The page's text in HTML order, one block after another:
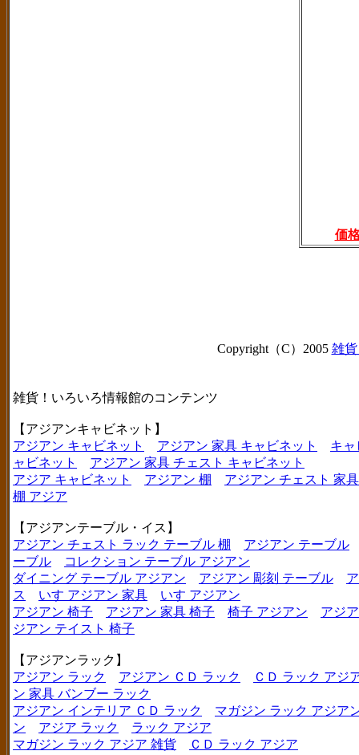
価
Copyright（C）2005 雑
雑貨！いろいろ情報館のコンテンツ
【アジアンキャビネット】
アジアン キャビネット
アジアン 家具 キャビネット
キャ
ャビネット
アジアン 家具 チェスト キャビネット
アジア キャビネット
アジアン 棚
アジアン チェスト 家
棚 アジア
【アジアンテーブル・イス】
アジアン チェスト ラック テーブル 棚
アジアン テーブル
ーブル
コレクション テーブル アジアン
ダイニング テーブル アジアン
アジアン 彫刻 テーブル
ス
いす アジアン 家具
いす アジアン
アジアン 椅子
アジアン 家具 椅子 椅子 アジアン
アジ
ジアン テイスト 椅子
【アジアンラック】
アジアン ラック
アジアン ＣＤ ラック
ＣＤ ラック アジ
ン 家具 バンブー ラック
アジアン インテリア ＣＤ ラック
マガジン ラック アジア
ン
アジア ラック
ラック アジア
マガジン ラック アジア 雑貨
ＣＤ ラック アジア